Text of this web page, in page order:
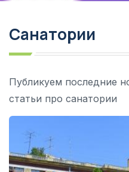
Санатории
Публикуем последние
статьи про санатории